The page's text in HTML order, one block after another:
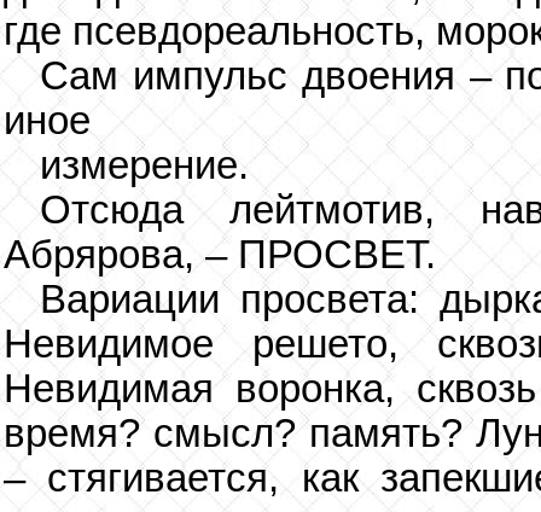
где псевдореальность,
Сам импульс двоения –
иное
измерение.
Отсюда лейтмотив,
Абрярова, – ПРОСВЕТ.
Вариации просвета:
Невидимое решето,
Невидимая воронка,
время? смысл? память?
– стягивается, как